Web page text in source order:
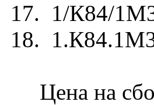
17. 1/К84/
18.
Цена на